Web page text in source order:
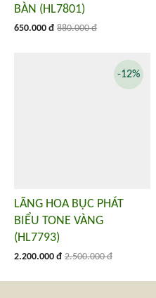
BÀN (HL7801)
650.000 đ 880.000 đ
LÃNG HOA BỤC PHÁT
BIỂU TONE VÀNG
(HL7793)
2.200.000 đ 2.500.000 đ
-12%